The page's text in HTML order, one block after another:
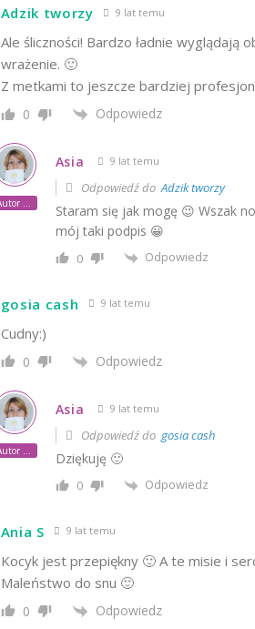
Adzik tworzy 9 lat temu
Ale śliczności! Bardzo ładnie wyglądają
wrażenie. 🙂
Z metkami to jeszcze bardziej
0 Odpowiedz
Autor posta
Asia 9 lat temu
Odpowiedź doAdzik tworzy
Staram się jak mogę 😉 Wszak
mój taki podpis 😀
0 Odpowiedz
gosia cash 9 lat temu
Cudny:)
0 Odpowiedz
Autor posta
Asia 9 lat temu
Odpowiedź do gosia cash
Dziękuję 🙂
0 Odpowiedz
Ania S 9 lat temu
Kocyk jest przepiękny 🙂 A te misie i
Maleństwo do snu 🙂
0 Odpowiedz